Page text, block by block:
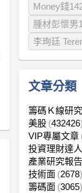
Money錢
腫材彭懷男
李珣廷
文章分類
籌碼Ｋ線研
美股 432426
VIP專屬文章
投資理財達人
產業研究報告
技術面 2678
籌碼面 3065